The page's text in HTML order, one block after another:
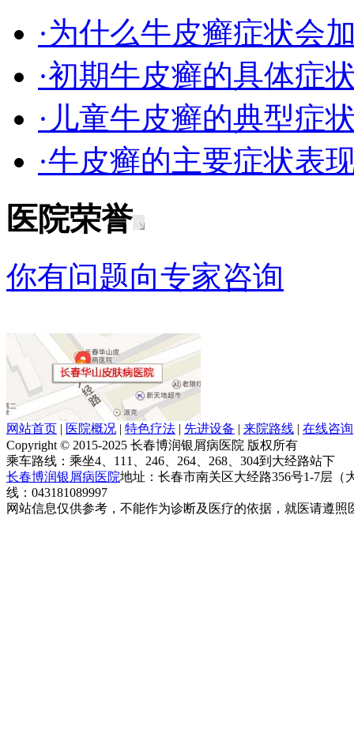
·为什么牛皮癣症状会
·初期牛皮癣的具体症
·儿童牛皮癣的典型症
·牛皮癣的主要症状表
医院荣誉
你有问题向专家咨询
网站首页 | 医院概况 | 特色疗法 | 先进设备 | 来院路线 | 在线咨询
Copyright © 2015-2025 长春博润银屑病医院 版权所有
乘车路线：乘坐4、111、246、264、268、304到大经路站下
长春博润银屑病医院地址：长春市南关区大经路356号1-7层（
线：043181089997
网站信息仅供参考，不能作为诊断及医疗的依据，就医请遵照